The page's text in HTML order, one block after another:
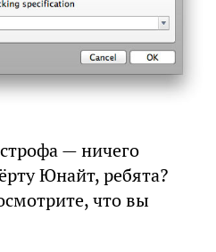
— ничего
Юнайт, ребята?
что вы